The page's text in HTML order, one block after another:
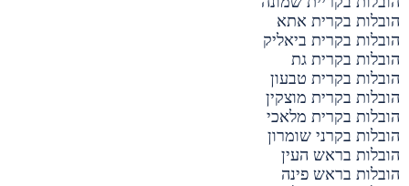
הובלות בקרית אתא
הובלות בקרית ביאליק
הובלות בקרית גת
הובלות בקרית טבעון
הובלות בקרית מוצקין
הובלות בקרית מלאכי
הובלות בקרני שומרון
הובלות בראש העין
הובלות בראש פינה